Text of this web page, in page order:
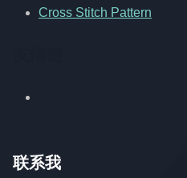
Cross Stitch Pattern
联系我